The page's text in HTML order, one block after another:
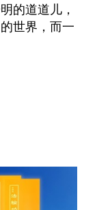
的道道儿，
世界，而一